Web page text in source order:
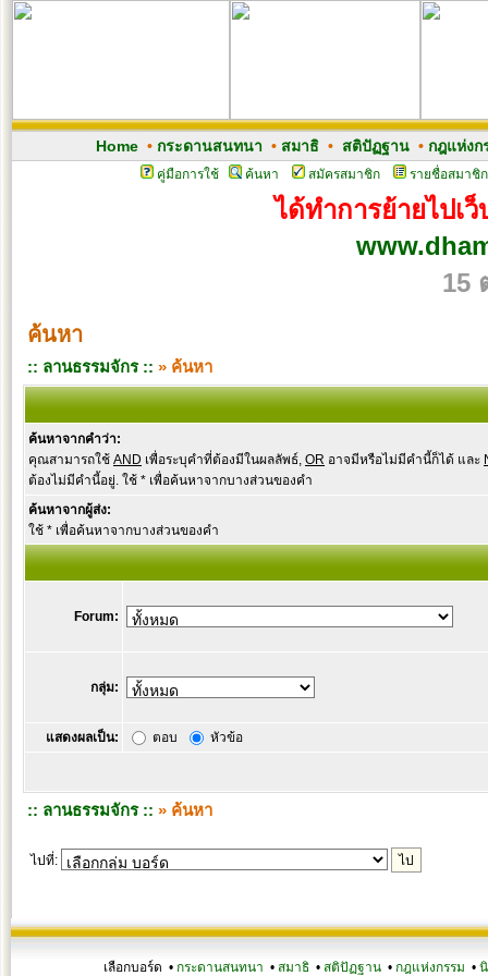
Home• กระดานสนทนา • สมาธิ• สติปัฏฐาน• กฎแห่งก
คู่มือการใช้ ค้นหา สมัครสมาชิก รายชื่อสมาชิก
ได้ทำการย้ายไปเ
15
ค้นหา
:: ลานธรรมจักร :: » ค้นหา
ค้นหาจากคำว่า:
คุณสามารถใช้ AND เพื่อระบุคำที่ต้องมีในผลลัพธ์, OR อาจมีหรือไม่มีคำนี้ก็ได้ และ
ต้องไม่มีคำนี้อยู่. ใช้ * เพื่อค้นหาจากบางส่วนของคำ
ค้นหาจากผู้ส่ง:
ใช้ * เพื่อค้นหาจากบางส่วนของคำ
Forum:
กลุ่ม:
แสดงผลเป็น: ตอบ หัวข้อ
:: ลานธรรมจักร :: » ค้นหา
ไปที่:
เลือกบอร์ด • กระดานสนทนา • สมาธิ • สติปัฏฐาน • กฎแห่งกรรม •